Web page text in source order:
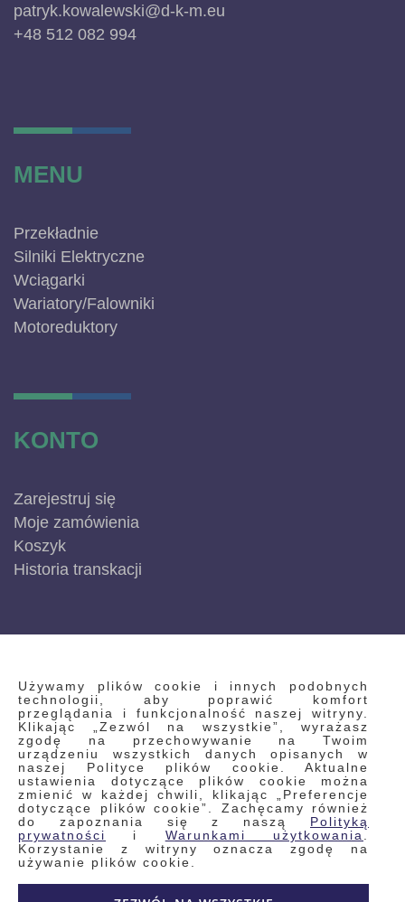
Używamy plików cookie i innych podobnych
technologii, aby poprawić komfort
przeglądania i funkcjonalność naszej witryny.
Klikając „Zezwól na wszystkie”, wyrażasz
zgodę na przechowywanie na Twoim
urządzeniu wszystkich danych opisanych w
naszej Polityce plików cookie. Aktualne
ustawienia dotyczące plików cookie można
zmienić w każdej chwili, klikając „Preferencje
dotyczące plików cookie”. Zachęcamy również
do zapoznania się z naszą Polityką
prywatności
i Warunkami użytkowania
Korzystanie z witryny oznacza zgodę na
używanie plików cookie.
patryk.kowalewski@d-k-m.eu
+48 512 082 994
MENU
Przekładnie
Silniki Elektryczne
Wciągarki
Wariatory/Falowniki
Motoreduktory
KONTO
Zarejestruj się
Moje zamówienia
Koszyk
Historia transkacji
INFORMACJE
Regulamin
Polityka prywatności i pliki cookie
Wyszukiwane frazy
Wyszukiwanie zaawansowane
Zamówienia
Skontaktuj się z nami
Odstąp od umowy